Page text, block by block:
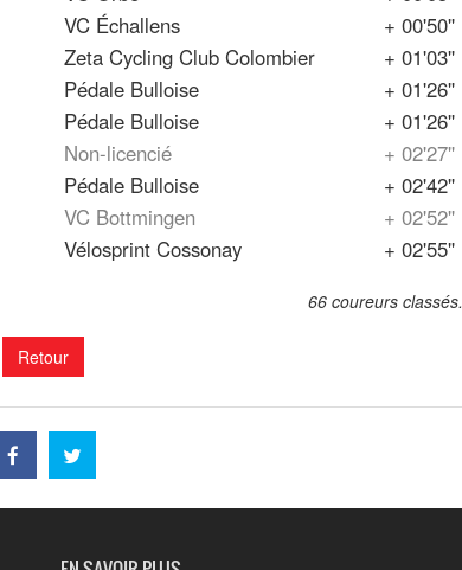
VC Échallens
+ 00'50''
Zeta Cycling Club Colombier
+ 01'03''
Pédale Bulloise
+ 01'26''
Pédale Bulloise
+ 01'26''
Non-licencié
+ 02'27''
Pédale Bulloise
+ 02'42''
VC Bottmingen
+ 02'52''
Vélosprint Cossonay + 02'55''
66 coureurs classés.
Retour